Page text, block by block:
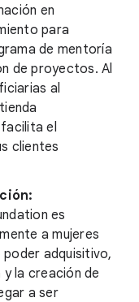
en
para
de mentoría
de proyectos. Al
al
el
clientes
es
a mujeres
adquisitivo,
la creación de
a ser